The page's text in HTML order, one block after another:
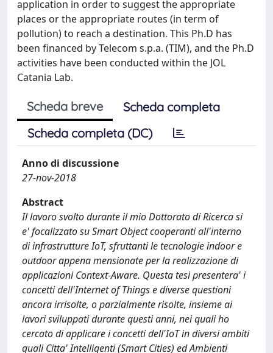
application in order to suggest the appropriate
places or the appropriate routes (in term of
pollution) to reach a destination. This Ph.D has
been financed by Telecom s.p.a. (TIM), and the Ph.D
activities have been conducted within the JOL
Catania Lab.
Scheda breve
Scheda completa
Scheda completa (DC)
Anno di discussione
27-nov-2018
Abstract
Il lavoro svolto durante il mio Dottorato di Ricerca si
e' focalizzato su Smart Object cooperanti all'interno
di infrastrutture IoT, sfruttanti le tecnologie indoor e
outdoor appena mensionate per la realizzazione di
applicazioni Context-Aware. Questa tesi presentera' i
concetti dell'Internet of Things e diverse questioni
ancora irrisolte, o parzialmente risolte, insieme ai
lavori sviluppati durante questi anni, nei quali ho
cercato di applicare i concetti dell'IoT in diversi ambiti
quali Citta' Intelligenti (Smart Cities) ed Ambienti